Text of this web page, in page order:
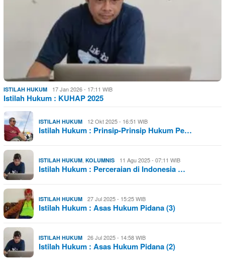
ISTILAH HUKUM 17 Jan 2026 - 17:11 WIB
Istilah Hukum : KUHAP 2025
ISTILAH HUKUM 12 Okt 2025 - 16:51 WIB
Istilah Hukum : Prinsip-Prinsip Hukum Pe…
ISTILAH HUKUM, KOLUMNIS 11 Agu 2025 - 07:11 WIB
Istilah Hukum : Perceraian di Indonesia …
ISTILAH HUKUM 27 Jul 2025 - 15:25 WIB
Istilah Hukum : Asas Hukum Pidana (3)
ISTILAH HUKUM 26 Jul 2025 - 14:58 WIB
Istilah Hukum : Asas Hukum Pidana (2)